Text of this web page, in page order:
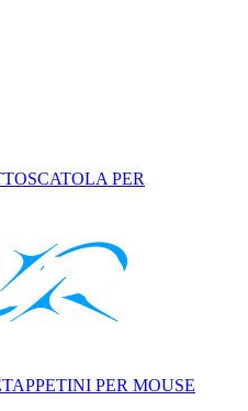
SCATOLA PER
TAPPETINI PER MOUSE